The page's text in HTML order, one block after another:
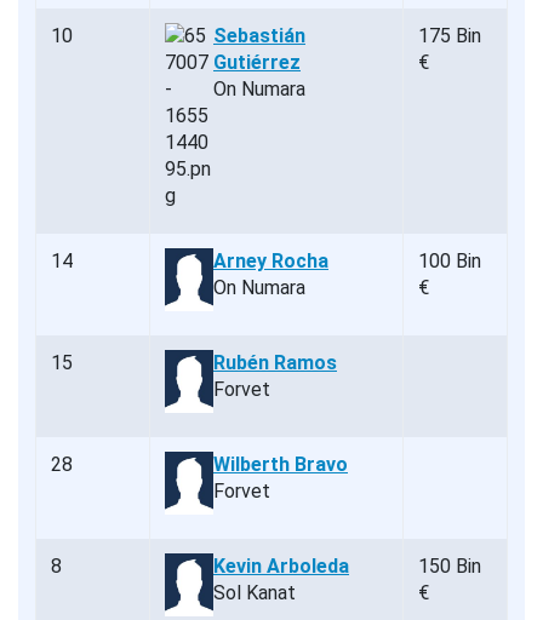
10
Sebastián
Gutiérrez
On Numara
175 Bin
€
14
Arney Rocha
On Numara
100 Bin
€
15
Rubén Ramos
Forvet
28
Wilberth Bravo
Forvet
8
Kevin Arboleda
Sol Kanat
150 Bin
€